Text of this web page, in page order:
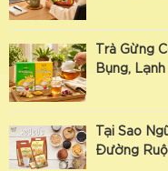
Trà Gừng
Bụng,
Tại Sao
Đường